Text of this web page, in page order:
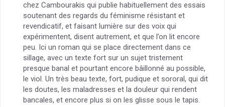
chez Cambourakis qui publie habituellement des essais
soutenant des regards du féminisme résistant et
revendicatif, et faisant lumière sur des voix qui
expérimentent, disent autrement, et que l’on lit encore
peu. Ici un roman qui se place directement dans ce
sillage, avec un texte fort sur un sujet tristement
presque banal et pourtant encore bâillonné au possible,
le viol. Un très beau texte, fort, pudique et sororal, qui dit
les doutes, les maladresses et la douleur qui rendent
bancales, et encore plus si on les glisse sous le tapis.